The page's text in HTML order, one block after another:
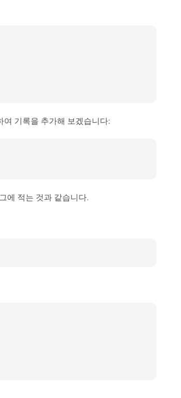
기록을 추가해 보겠습니다:
에 적는 것과 같습니다.